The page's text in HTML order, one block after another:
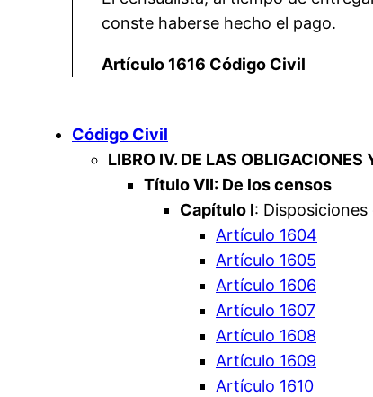
conste haberse hecho el pago.
Artículo 1616 Código Civil
Código Civil
LIBRO IV. DE LAS OBLIGACIONES
Título VII: De los censos
Capítulo I: Disposiciones
Artículo 1604
Artículo 1605
Artículo 1606
Artículo 1607
Artículo 1608
Artículo 1609
Artículo 1610